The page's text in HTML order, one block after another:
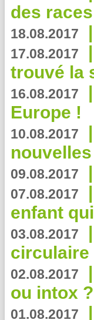
des
18.08.2017 |
17.08.2017 |
trouvé la
16.08.2017 |
Europe !
10.08.2017 |
09.08.2017 |
07.08.2017 |
enfant
03.08.2017 |
circulaire
02.08.2017 |
ou intox ?
01.08.2017 |